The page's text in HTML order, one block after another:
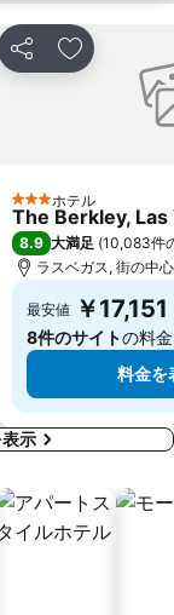
シェア お気に入り
3 ホテルのランク
ホテル
The Berkley, Las
8.9 大満足 (10,083件
ラスベガス, 街の中
最安値 ￥17,151
8件のサイトの料
料金を
示